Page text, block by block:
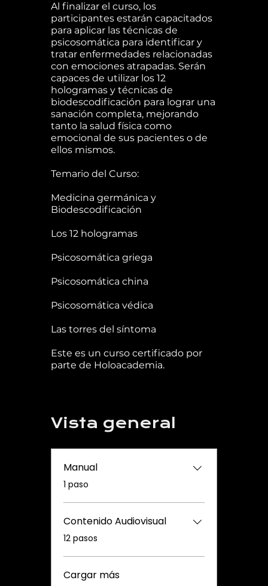
Al finalizar el curso, los
participantes estarán capacitados
para aplicar las técnicas de
psicosomática para identificar y
tratar enfermedades relacionadas
con emociones atrapadas. Serán
capaces de utilizar los 12
hologramas y técnicas de
biodescodificación para lograr una
sanación completa, mejorando
tanto la salud física como
emocional de sus pacientes o de
ellos mismos.
Temario del Curso:
Medicina germánica y
Biodescodificación
Los 12 hologramas
Psicosomática griega
Psicosomática china
Psicosomática védica
Las torres del síntoma
Este es un curso certificado por
parte de Holoacademia.
Vista general
Manual
.1 paso
Contenido Audiovisual
.12 pasos
Cargar más